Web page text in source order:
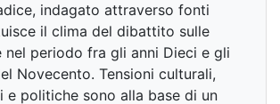
indagato attraverso fonti
il clima del dibattito sulle
nel periodo fra gli anni Dieci e gli
Novecento. Tensioni culturali,
e politiche sono alla base di un